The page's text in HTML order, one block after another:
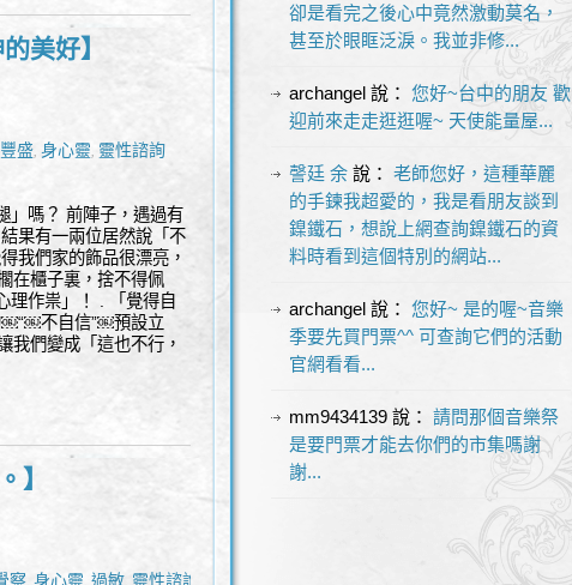
美好】
豐盛, 身心靈, 靈性諮詢
」嗎？ 前陣子，遇過有
果有一兩位居然說「不
我們家的飾品很漂亮，
在櫃子裏，捨不得佩
理作祟」！ . 「覺得自
￼“￼不自信”￼預設立
我們變成「這也不行，
】
察, 身心靈, 過敏, 靈性諮詢
卻是看完之後心中竟然激動莫名，
甚至於眼眶泛淚。我並非修...
archangel說： 您好~台中的朋友 歡
迎前來走走逛逛喔~ 天使能量屋...
謦廷 余說： 老師您好，這種華麗
的手鍊我超愛的，我是看朋友談到
鎳鐵石，想說上網查詢鎳鐵石的資
料時看到這個特別的網站...
archangel說： 您好~ 是的喔~音樂
季要先買門票^^ 可查詢它們的活動
官網看看...
mm9434139說： 請問那個音樂祭
是要門票才能去你們的市集嗎謝
謝...